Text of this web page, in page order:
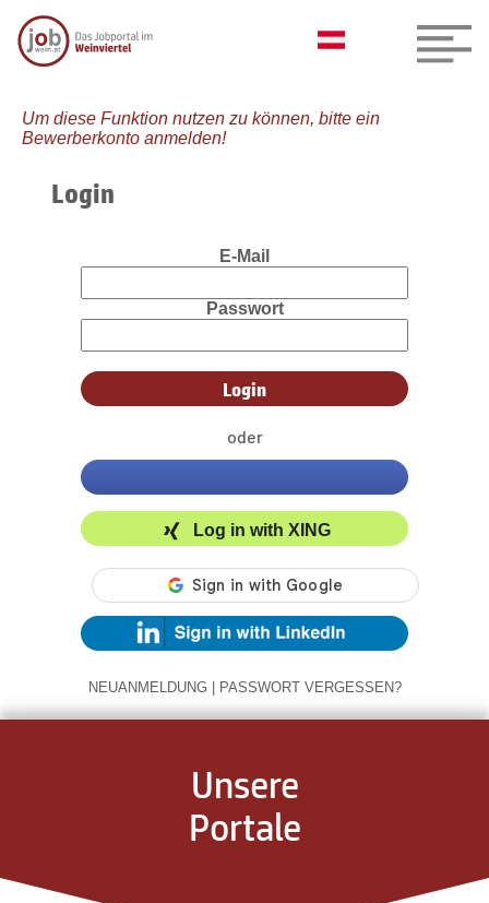
Um diese Funktion nutzen zu können, bitte ein
Bewerberkonto anmelden!
Login
E-Mail
Passwort
oder
Log in with XING
NEUANMELDUNG | PASSWORT VERGESSEN?
Unsere
Portale